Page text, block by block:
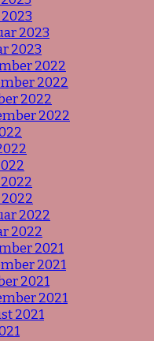
2023
2023
2022
2022
2022
2022
2022
2022
2021
2021
2021
2021
2021